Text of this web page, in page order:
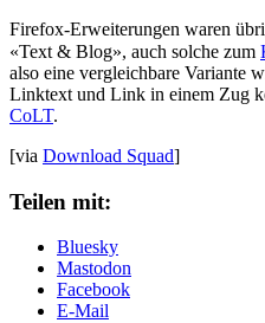
Firefox-Erweiterungen waren
«Text & Blog», auch solche zum
also eine vergleichbare Variante
Linktext und Link in einem Zug
CoLT.
[via Download Squad]
Teilen mit:
Bluesky
Mastodon
Facebook
E-Mail